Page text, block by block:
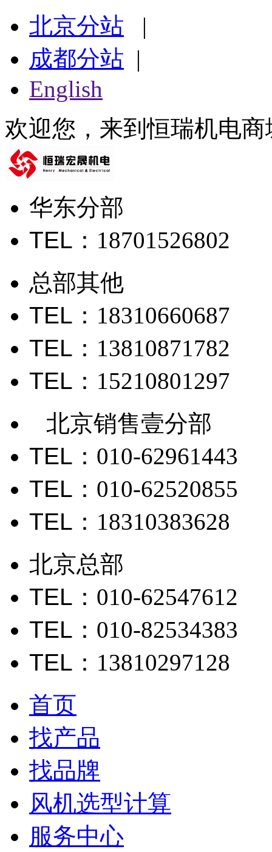
北京分站 |
成都分站 |
English
欢迎您，来到恒瑞机电商
华东分部
TEL ：18701526802
总部其他
TEL ：18310660687
TEL ：13810871782
TEL ：15210801297
北京销售壹分部
TEL ：010-62961443
TEL ：010-62520855
TEL ：18310383628
北京总部
TEL ：010-62547612
TEL ：010-82534383
TEL ：13810297128
首页
找产品
找品牌
风机选型计算
服务中心